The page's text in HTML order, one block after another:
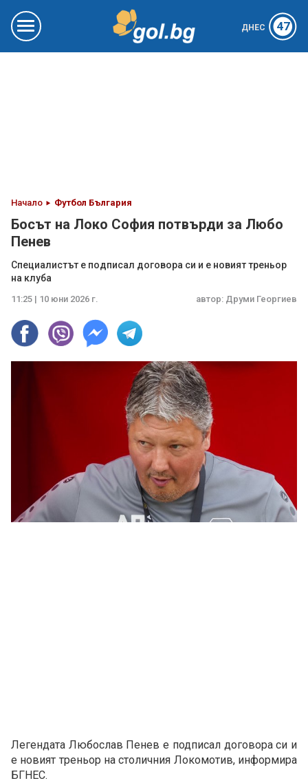
ДНЕС 47
Начало Футбол България
Босът на Локо София потвърди за Любо
Пенев
Специалистът е подписал договора си и е новият треньор
на клуба
11:25 | 10 юни 2026 г. автор: Друми Георгиев
Легендата Любослав Пенев е подписал договора си и
е новият треньор на столичния Локомотив, информира
БГНЕС.